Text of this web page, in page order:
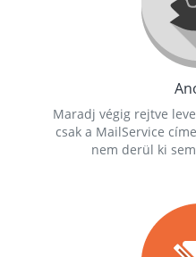
Maradj végig rejtve
csak a MailService
nem derül ki